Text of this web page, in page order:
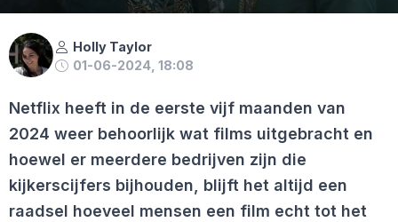
Holly Taylor
01-06-2024, 18:08
Netflix heeft in de eerste vijf maanden van
2024 weer behoorlijk wat films uitgebracht en
hoewel er meerdere bedrijven zijn die
kijkerscijfers bijhouden, blijft het altijd een
raadsel hoeveel mensen een film echt tot het